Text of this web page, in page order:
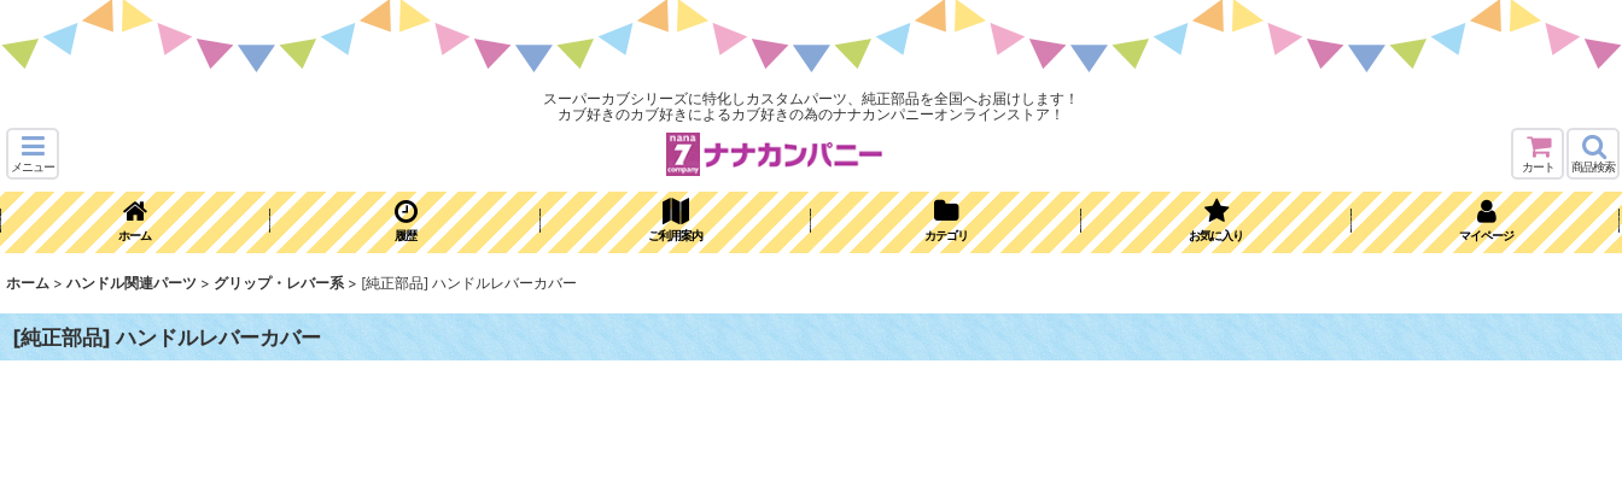
スーパーカブシリーズに特化しカスタムパーツ、純正部品を全国へお届けします！
カブ好きのカブ好きによるカブ好きの為のナナカンパニーオンラインストア！
メニュー カート 商品検索
ホーム 履歴 ご利用案内 カテゴリ お気に入り マイページ
ホーム > ハンドル関連パーツ > グリップ・レバー系 > [純正部品] ハンドルレバーカバー
[純正部品] ハンドルレバーカバー